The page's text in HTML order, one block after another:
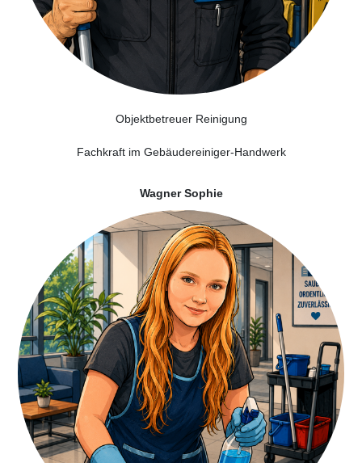
Objektbetreuer Reinigung
Fachkraft im Gebäudereiniger-Handwerk
Wagner Sophie